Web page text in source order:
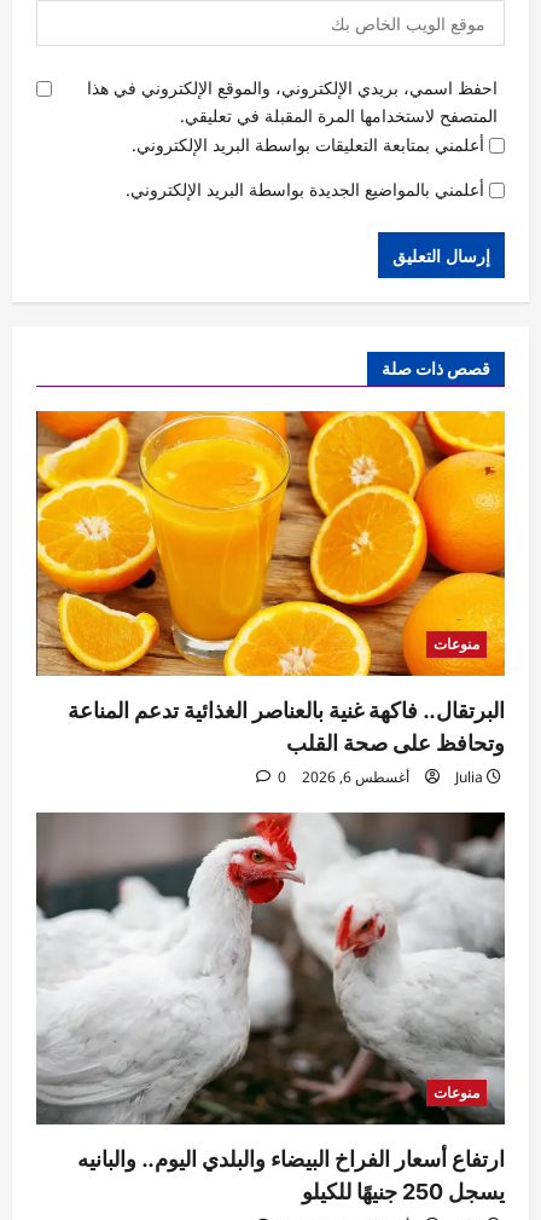
احفظ اسمي، بريدي الإلكتروني، والموقع الإلكتروني في هذا
المتصفح لاستخدامها المرة المقبلة في تعليقي.
أعلمني بمتابعة التعليقات بواسطة البريد الإلكتروني.
أعلمني بالمواضيع الجديدة بواسطة البريد الإلكتروني.
قصص ذات صلة
منوعات
البرتقال.. فاكهة غنية بالعناصر الغذائية تدعم المناعة
وتحافظ على صحة القلب
Julia أغسطس 6, 2026 0
منوعات
ارتفاع أسعار الفراخ البيضاء والبلدي اليوم.. والبانيه
يسجل 250 جنيهًا للكيلو